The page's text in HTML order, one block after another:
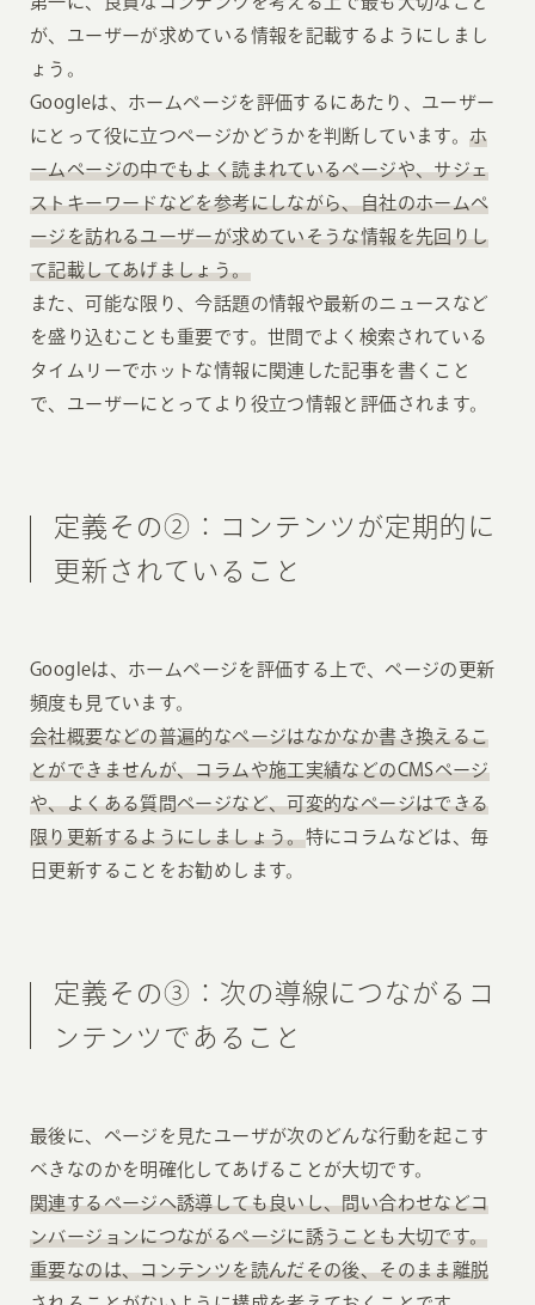
が、ユーザーが求めている情報を記載するようにしまし
ょう。
Googleは、ホームページを評価するにあたり、ユーザー
にとって役に立つページかどうかを判断しています。 ホ
ームページの中でもよく読まれているページや、サジェ
ストキーワードなどを参考にしながら、自社のホームペ
ージを訪れるユーザーが求めていそうな情報を先回りし
て記載してあげましょう。
また、可能な限り、今話題の情報や最新のニュースなど
を盛り込むことも重要です。世間でよく検索されている
タイムリーでホットな情報に関連した記事を書くこと
で、ユーザーにとってより役立つ情報と評価されます。
定義その②：コンテンツが定期的に
更新されていること
Googleは、ホームページを評価する上で、ページの更新
頻度も見ています。
会社概要などの普遍的なページはなかなか書き換えるこ
とができませんが、コラムや施工実績などのCMSページ
や、よくある質問ページなど、可変的なページはできる
限り更新するようにしましょう。特にコラムなどは、毎
日更新することをお勧めします。
定義その③：次の導線につながるコ
ンテンツであること
最後に、ページを見たユーザが次のどんな行動を起こす
べきなのかを明確化してあげることが大切です。
関連するページへ誘導しても良いし、問い合わせなどコ
ンバージョンにつながるページに誘うことも大切です。
重要なのは、コンテンツを読んだその後、そのまま離脱